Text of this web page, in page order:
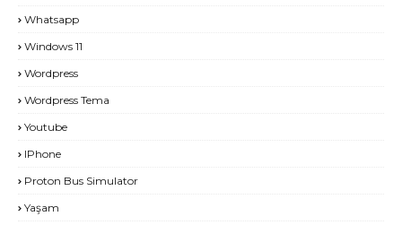
Whatsapp
Windows 11
Wordpress
Wordpress Tema
Youtube
IPhone
Proton Bus Simulator
Yaşam